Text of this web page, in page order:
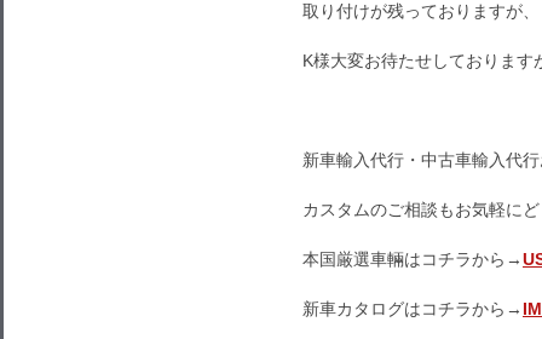
取り付けが残っておりますが
K様大変お待たせしておりま
新車輸入代行・中古車輸入代
カスタムのご相談もお気軽に
本国厳選車輛はコチラから→
新車カタログはコチラから→